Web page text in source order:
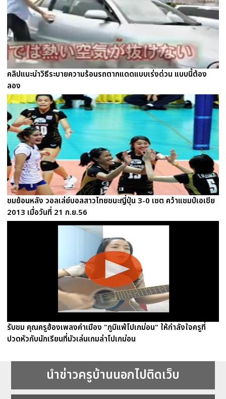
คลิปแนะนำวิธีระบายความร้อนรถตากแดดแบบเร่งด่วน แบบนี้ต้อง
ลอง
ชมย้อนหลัง วอลเล่ย์บอลสาวไทยชนะญี่ปุ่น 3-0 เซต คว้าแชมป์เอเชีย
2013 เมื่อวันที่ 21 ก.ย.56
รับชม คุณครูฮ้องเพลงคำเมือง "ภูมิแพ้โปเกม่อน" ให้กำลังใจครูที่
ปวดหัวกับนักเรียนที่มัวเล่นเกมล่าโปเกม่อน
นำข่าวครูบ้านนอกไปติดเว็บ